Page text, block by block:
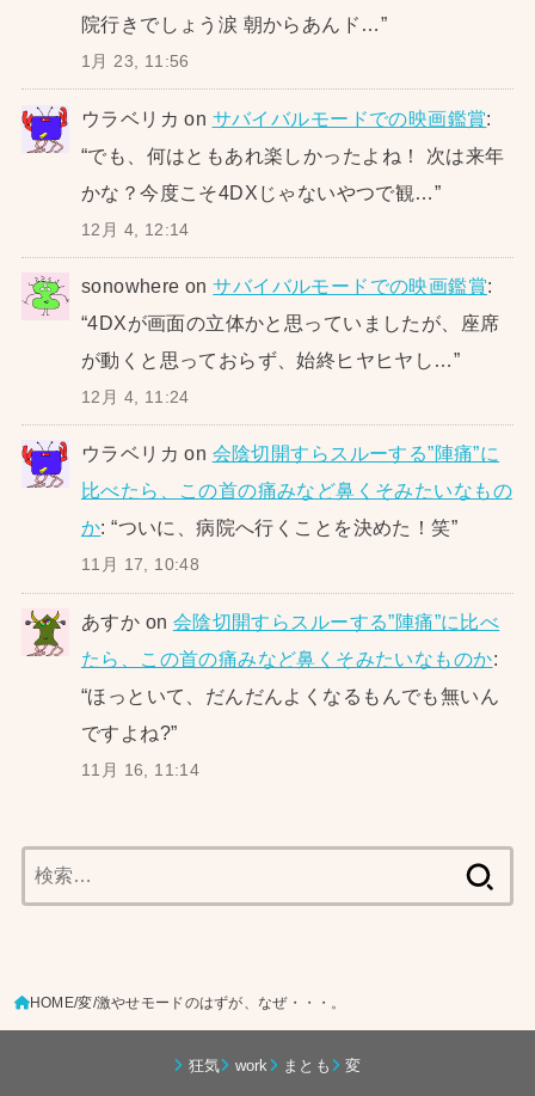
院行きでしょう涙 朝からあんド…”
1月 23, 11:56
ウラベリカ on サバイバルモードでの映画鑑賞:
“でも、何はともあれ楽しかったよね！ 次は来年
かな？今度こそ4DXじゃないやつで観… ”
12月 4, 12:14
sonowhere onサバイバルモードでの映画鑑賞:
“4DXが画面の立体かと思っていましたが、座席
が動くと思っておらず、始終ヒヤヒヤし…”
12月 4, 11:24
ウラベリカ on 会陰切開すらスルーする”陣痛”に
比べたら、この首の痛みなど鼻くそみたいなもの
か: “ついに、病院へ行くことを決めた！笑”
11月 17, 10:48
あすか on 会陰切開すらスルーする”陣痛”に比べ
たら、この首の痛みなど鼻くそみたいなものか:
“ほっといて、だんだんよくなるもんでも無いん
ですよね?”
11月 16, 11:14
索:
HOME 変 激やせモードのはずが、なぜ・・・。
狂気 work まとも 変